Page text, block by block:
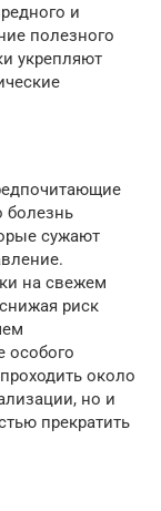
и
полезного
укрепляют
болезнь
сужают
на свежем
риск
особого
около
но и
прекратить